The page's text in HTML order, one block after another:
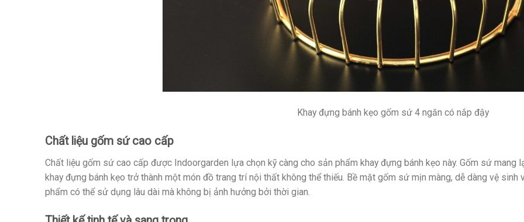
Khay đựng bánh kẹo gốm sứ 4 ngăn có nắp đậy
Chất liệu gốm sứ cao cấp
Chất liệu gốm sứ cao cấp được Indoorgarden lựa chọn kỹ càng cho sản phẩm khay đựng bánh kẹo này. Gốm sứ mang
khay đựng bánh kẹo trở thành một món đồ trang trí nội thất không thể thiếu. Bề mặt gốm sứ mịn màng, dễ dàng vệ
phẩm có thể sử dụng lâu dài mà không bị ảnh hưởng bởi thời gian.